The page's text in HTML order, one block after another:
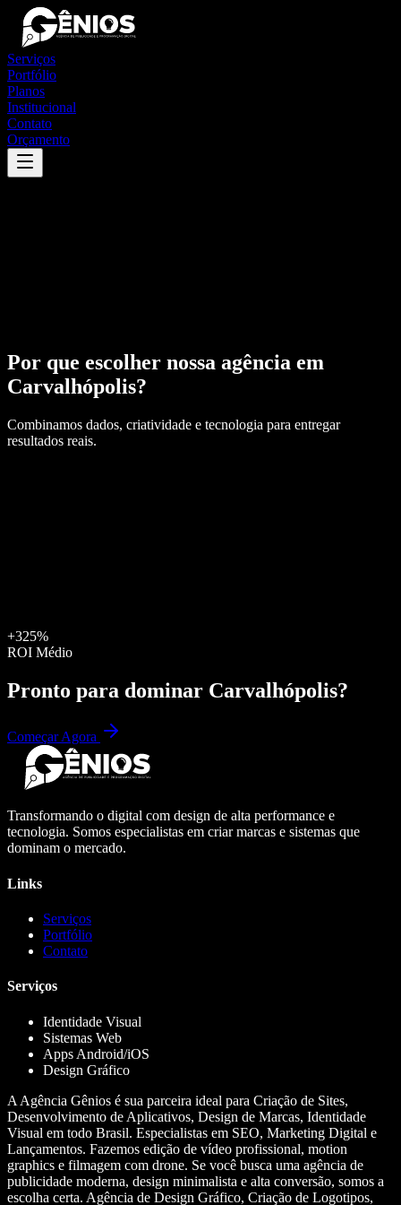
Serviços
Portfólio
Planos
Institucional
Contato
Orçamento
Por que escolher nossa agência em
Carvalhópolis?
Combinamos dados, criatividade e tecnologia para entregar
resultados reais.
+325%
ROI Médio
Pronto para dominar Carvalhópolis?
Começar Agora
Transformando o digital com design de alta performance e
tecnologia. Somos especialistas em criar marcas e sistemas que
dominam o mercado.
Links
Serviços
Portfólio
Contato
Serviços
Identidade Visual
Sistemas Web
Apps Android/iOS
Design Gráfico
A Agência Gênios é sua parceira ideal para Criação de Sites,
Desenvolvimento de Aplicativos, Design de Marcas, Identidade
Visual em todo Brasil. Especialistas em SEO, Marketing Digital e
Lançamentos. Fazemos edição de vídeo profissional, motion
graphics e filmagem com drone. Se você busca uma agência de
publicidade moderna, design minimalista e alta conversão, somos a
escolha certa. Agência de Design Gráfico, Criação de Logotipos,